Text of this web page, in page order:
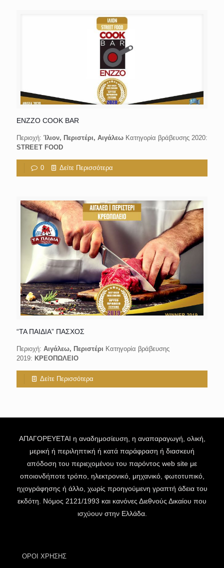
ENZZO COOK BAR
Περιοχή: Ίλιον, Περιστέρι, Αιγάλεω Κατηγορία βράβευσης 2020:
STREET FOOD
0 Δείτε Περισσότερα
“ΤΑ ΠΑΙΔΙΑ” ΠΑΣΧΟΣ
Περιοχή: Αιγάλεω, Περιστέρι Κατηγορία βράβευσης
2019: ΚΡΕΟΠΩΛΕΙΟ
Δείτε Περισσότερα
ΑΠΑΓΟΡΕΥΕΤΑΙ η αναδημοσίευση, η αναπαραγωγή, ολική,
μερική ή περιληπτική ή κατά παράφραση ή διασκευή
απόδοση του περιεχομένου του παρόντος web site με
οποιονδήποτε τρόπο, ηλεκτρονικό, μηχανικό, φωτοτυπικό,
ηχογράφησης ή άλλο, χωρίς προηγούμενη γραπτή άδεια του
εκδότη. Νόμος 2121/1993 και κανόνες Διεθνούς Δικαίου που
ισχύουν στην Ελλάδα.
ΟΡΟΙ ΧΡΗΣΗΣ